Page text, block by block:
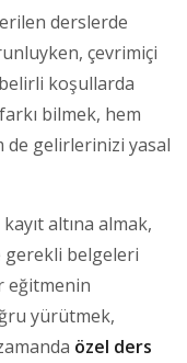
derslerde
çevrimiçi
koşullarda
bilmek, hem
de gelirlerinizi yasal
altına almak,
gerekli belgeleri
eğitmenin
yürütmek,
özel ders